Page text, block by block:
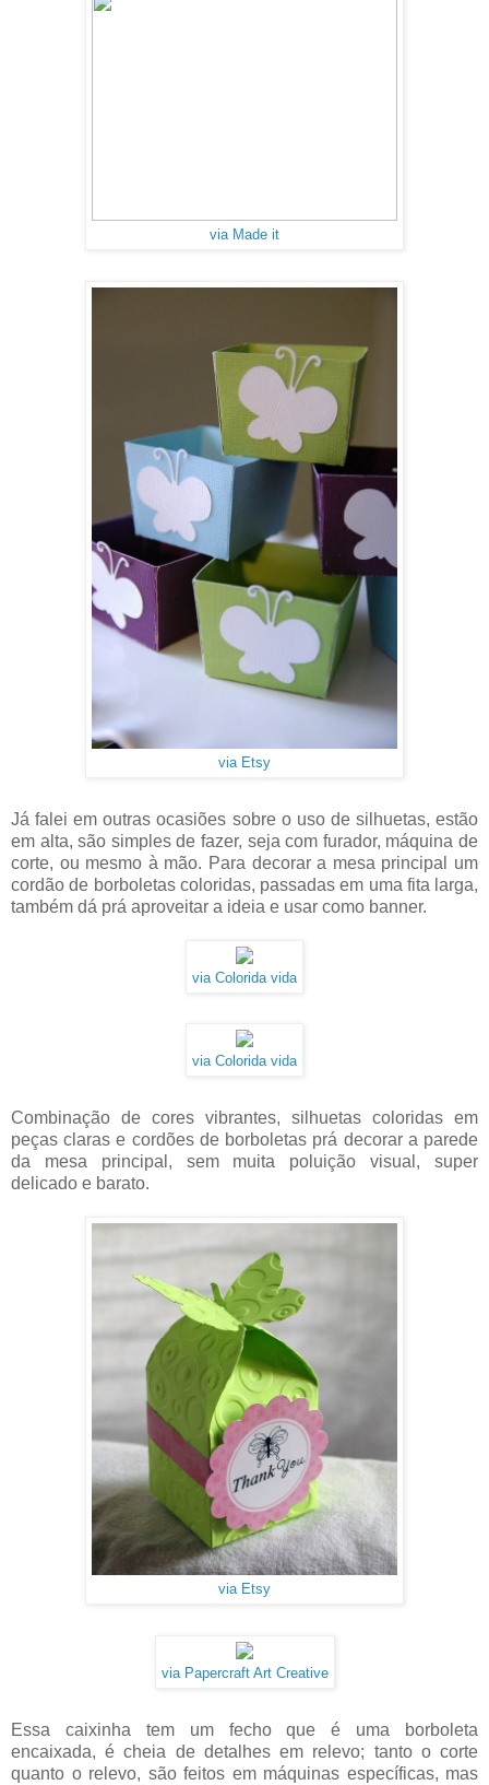
via Made it
via Etsy
Já falei em outras ocasiões sobre o uso de silhuetas, estão
em alta, são simples de fazer, seja com furador, máquina de
corte, ou mesmo à mão. Para decorar a mesa principal um
cordão de borboletas coloridas, passadas em uma fita larga,
também dá prá aproveitar a ideia e usar como banner.
via Colorida vida
via Colorida vida
Combinação de cores vibrantes, silhuetas coloridas em
peças claras e cordões de borboletas prá decorar a parede
da mesa principal, sem muita poluição visual, super
delicado e barato.
via Etsy
via Papercraft Art Creative
Essa caixinha tem um fecho que é uma borboleta
encaixada, é cheia de detalhes em relevo; tanto o corte
quanto o relevo, são feitos em máquinas específicas, mas